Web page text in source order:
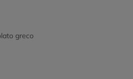
greco